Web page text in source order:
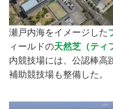
瀬戸内海をイメージした
ィールドの天然芝（ティ
内競技場には、公認棒高
補助競技場も整備した。